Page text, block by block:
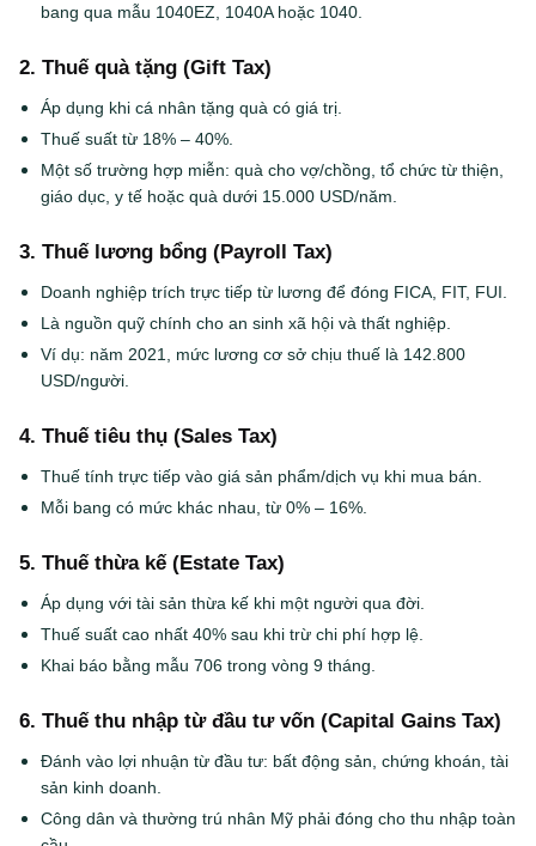
bang qua mẫu 1040EZ, 1040A hoặc 1040.
2. Thuế quà tặng (Gift Tax)
Áp dụng khi cá nhân tặng quà có giá trị.
Thuế suất từ 18% – 40%.
Một số trường hợp miễn: quà cho vợ/chồng, tổ chức từ thiện,
giáo dục, y tế hoặc quà dưới 15.000 USD/năm.
3. Thuế lương bổng (Payroll Tax)
Doanh nghiệp trích trực tiếp từ lương để đóng FICA, FIT, FUI.
Là nguồn quỹ chính cho an sinh xã hội và thất nghiệp.
Ví dụ: năm 2021, mức lương cơ sở chịu thuế là 142.800
USD/người.
4. Thuế tiêu thụ (Sales Tax)
Thuế tính trực tiếp vào giá sản phẩm/dịch vụ khi mua bán.
Mỗi bang có mức khác nhau, từ 0% – 16%.
5. Thuế thừa kế (Estate Tax)
Áp dụng với tài sản thừa kế khi một người qua đời.
Thuế suất cao nhất 40% sau khi trừ chi phí hợp lệ.
Khai báo bằng mẫu 706 trong vòng 9 tháng.
6. Thuế thu nhập từ đầu tư vốn (Capital Gains Tax)
Đánh vào lợi nhuận từ đầu tư: bất động sản, chứng khoán, tài
sản kinh doanh.
Công dân và thường trú nhân Mỹ phải đóng cho thu nhập toàn